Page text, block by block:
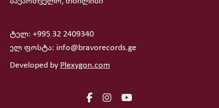
ტელ: +995 32 2409340
ელ ფოსტა: info@bravorecords.ge
Developed by Plexygon.com